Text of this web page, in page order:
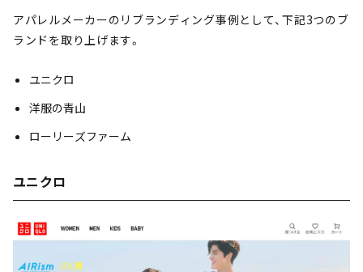
アパレルメーカーのリブランディング事例として、下記3つのブ
ランドを取り上げます。
ユニクロ
洋服の青山
ローリーズファーム
ユニクロ